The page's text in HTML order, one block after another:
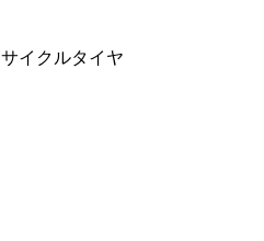
イクルタイヤ